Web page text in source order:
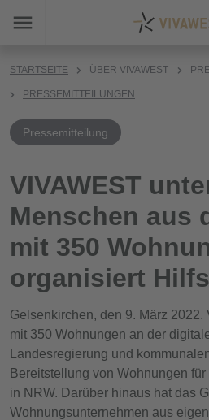
STARTSEITE ÜBER VIVAWEST
PRESSEMITTEILUNGEN
Pressemitteilung
VIVAWEST
Menschen aus
mit 350
organisiert
Gelsenkirchen, den 9. März
mit 350 Wohnungen an der
Landesregierung und
Bereitstellung von Wohnungen
in NRW. Darüber hinaus hat das
Wohnungsunternehmen aus